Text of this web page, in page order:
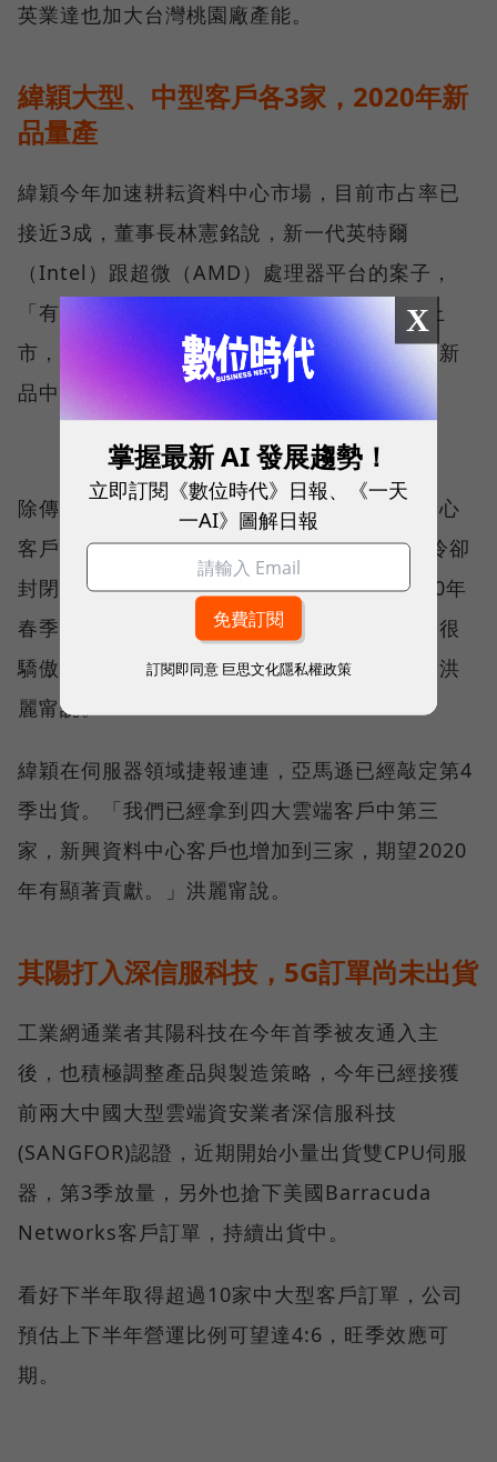
英業達也加大台灣桃園廠產能。
緯穎大型、中型客戶各3家，2020年新
品量產
緯穎今年加速耕耘資料中心市場，目前市占率已
接近3成，董事長林憲銘說，新一代英特爾
（Intel）跟超微（AMD）處理器平台的案子，
「有期望的都贏得了，」預計2020年下半將上
市，目前研發辦公室人聲鼎沸，全力積極開發新
品中。
除傳統伺服器跟儲存裝置，緯穎也看好資料中心
客戶對電力的要求，與3M合作的兩相浸沒式冷卻
封閉系統，可以容納一百個伺服器，預計2020年
春季將會在大客戶端進行概念性驗證，「我們很
驕傲，實驗室的方案可以走到客戶機房去！」洪
麗甯說。
緯穎在伺服器領域捷報連連，亞馬遜已經敲定第4
季出貨。「我們已經拿到四大雲端客戶中第三
家，新興資料中心客戶也增加到三家，期望2020
年有顯著貢獻。」洪麗甯說。
其陽打入深信服科技，5G訂單尚未出貨
工業網通業者其陽科技在今年首季被友通入主
後，也積極調整產品與製造策略，今年已經接獲
前兩大中國大型雲端資安業者深信服科技
(SANGFOR)認證，近期開始小量出貨雙CPU伺服
器，第3季放量，另外也搶下美國Barracuda
Networks客戶訂單，持續出貨中。
看好下半年取得超過10家中大型客戶訂單，公司
預估上下半年營運比例可望達4:6，旺季效應可
期。
X
掌握最新 AI 發展趨勢！
立即訂閱《數位時代》日報、《一天
一AI》圖解日報
訂閱即同意 巨思文化隱私權政策